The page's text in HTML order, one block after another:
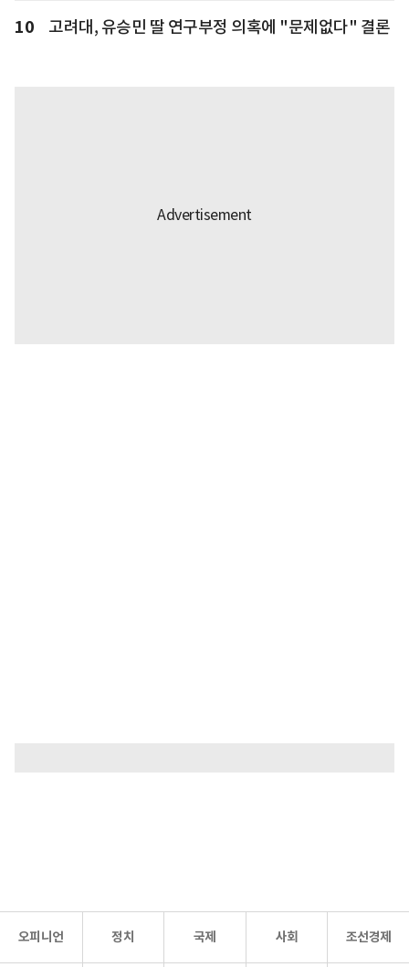
10 고려대, 유승민 딸 연구부정 의혹에 "문제없다" 결론
오피니언 정치 국제 사회 조선경제